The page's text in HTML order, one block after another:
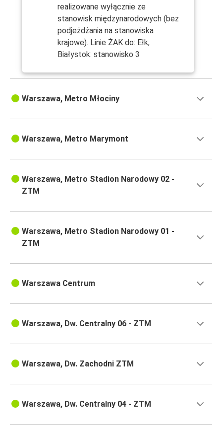
realizowane wyłącznie ze
stanowisk międzynarodowych (bez
podjeżdżania na stanowiska
krajowe). Linie ŻAK do: Ełk,
Białystok: stanowisko 3
Warszawa, Metro Młociny
Warszawa, Metro Marymont
Warszawa, Metro Stadion Narodowy 02 -
ZTM
Warszawa, Metro Stadion Narodowy 01 -
ZTM
Warszawa Centrum
Warszawa, Dw. Centralny 06 - ZTM
Warszawa, Dw. Zachodni ZTM
Warszawa, Dw. Centralny 04 - ZTM